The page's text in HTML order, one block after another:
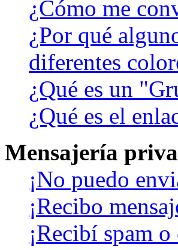
¿Cómo me
¿Por qué
diferentes
¿Qué es un
¿Qué es el
Mensajería
¡No puedo
¡Recibo
¡Recibí spam